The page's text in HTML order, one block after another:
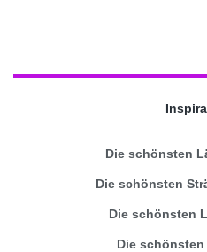
Die schönsten
Die schönsten
Die schönsten
Die schönsten